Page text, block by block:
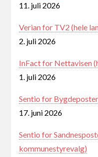
11. juli 2026
Verian for TV2 (hele
2. juli 2026
InFact for Nettavisen
1. juli 2026
Sentio for
17. juni 2026
Sentio for
kommunestyrevalg)